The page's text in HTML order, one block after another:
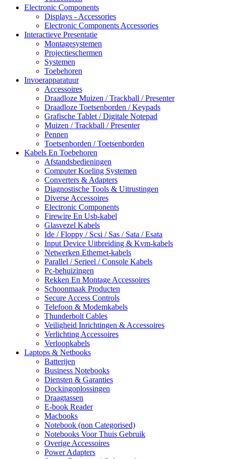
Electronic Components
Displays - Accessories
Electronic Components Accessories
Interactieve Presentatie
Montagesystemen
Projectieschermen
Systemen
Toebehoren
Invoerapparatuur
Accessoires
Draadloze Muizen / Trackball / Presenter
Draadloze Toetsenborden / Keypads
Grafische Tablet / Digitale Notepad
Muizen / Trackball / Presenter
Pennen
Toetsenborden / Toetsenborden
Kabels En Toebehoren
Afstandsbedieningen
Computer Koeling Systemen
Converters & Adapters
Diagnostische Tools & Uitrustingen
Diverse Accessoires
Electronic Components
Firewire En Usb-kabel
Glasvezel Kabels
Ide / Floppy / Scsi / Sas / Sata / Esata
Input Device Uitbreiding & Kvm-kabels
Netwerken Ethernet-kabels
Parallel / Serieel / Console Kabels
Pc-behuizingen
Rekken En Montage Accessoires
Schoonmaak Producten
Secure Access Controls
Telefoon & Modemkabels
Thunderbolt Cables
Veiligheid Inrichtingen & Accessoires
Verlichting Accessoires
Verloopkabels
Laptops & Netbooks
Batterijen
Business Notebooks
Diensten & Garanties
Dockingoplossingen
Draagtassen
E-book Reader
Macbooks
Notebook (non Categorised)
Notebooks Voor Thuis Gebruik
Overige Accessoires
Power Adapters